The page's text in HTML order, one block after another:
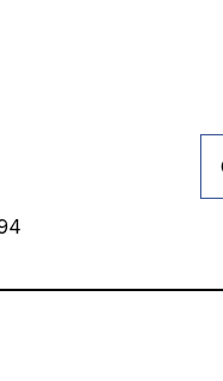
Rond, canal du